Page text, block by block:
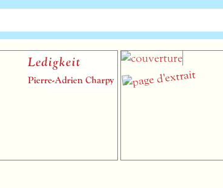
Ledigkeit
Pierre-Adrien Charpy